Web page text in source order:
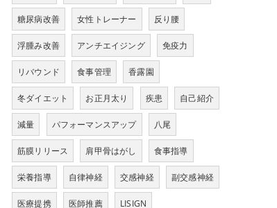
糖尿病改善 女性トレーナー 反り腰
浮腫み改善 アンチエイジング 免疫力
リバウンド 食事管理 香露園
冬ダイエット お正月太り 疾患 自己紹介
減量 パフォーマンスアップ 八尾
筋膜リリース 肩甲骨はがし 食事指導
栄養指導 自律神経 交感神経 副交感神経
医療提携 医師推薦 LISIGN